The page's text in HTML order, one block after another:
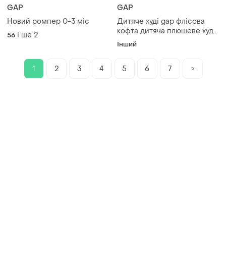
GAP
Новий ромпер 0-3 міс
56 і ще 2
GAP
Дитяче худі gap флісова
кофта дитяча плюшеве худі
gap
Інший
1 2 3 4 5 6 7 >